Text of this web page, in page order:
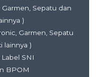
Sepatu dan
)
Garmen, Sepatu
lainnya )
SNI
BPOM